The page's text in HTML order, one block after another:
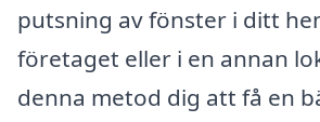
putsning av fönster i ditt
företaget eller i en annan
denna metod dig att få en